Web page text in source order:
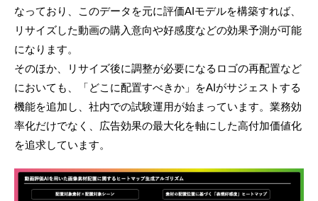
なっており、このデータを元に評価AIモデルを構築すれば、
リサイズした動画の購入意向や好感度などの効果予測が可能
になります。
そのほか、リサイズ後に調整が必要になるロゴの再配置など
においても、「どこに配置すべきか」をAIがサジェストする
機能を追加し、社内での試験運用が始まっています。業務効
率化だけでなく、広告効果の最大化を軸にした高付加価値化
を追求しています。